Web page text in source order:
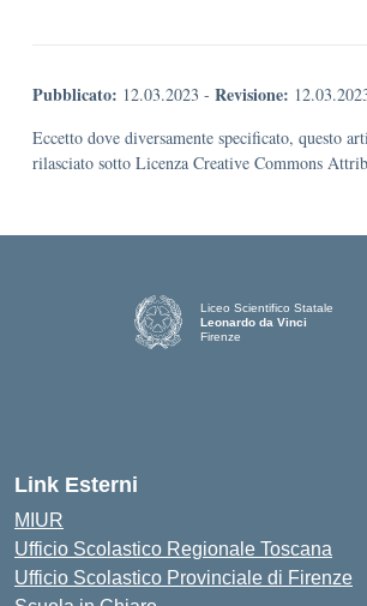
Pubblicato: 12.03.2023 - Revisione:
Eccetto dove diversamente specificato, questo
rilasciato sotto Licenza Creative Commons
Liceo Scientifico Statale
Leonardo da Vinci
Firenze
Link Esterni
MIUR
Ufficio Scolastico Regionale Toscana
Ufficio Scolastico Provinciale di Firenze